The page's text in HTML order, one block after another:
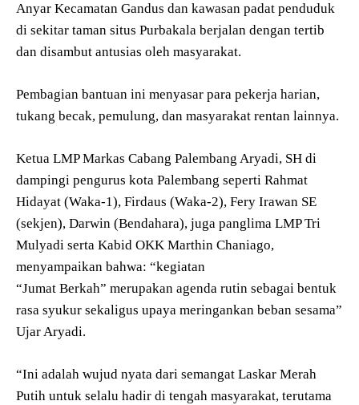
Anyar Kecamatan Gandus dan kawasan padat penduduk
di sekitar taman situs Purbakala berjalan dengan tertib
dan disambut antusias oleh masyarakat.
Pembagian bantuan ini menyasar para pekerja harian,
tukang becak, pemulung, dan masyarakat rentan lainnya.
Ketua LMP Markas Cabang Palembang Aryadi, SH di
dampingi pengurus kota Palembang seperti Rahmat
Hidayat (Waka-1), Firdaus (Waka-2), Fery Irawan SE
(sekjen), Darwin (Bendahara), juga panglima LMP Tri
Mulyadi serta Kabid OKK Marthin Chaniago,
menyampaikan bahwa: “kegiatan
“Jumat Berkah” merupakan agenda rutin sebagai bentuk
rasa syukur sekaligus upaya meringankan beban sesama”
Ujar Aryadi.
“Ini adalah wujud nyata dari semangat Laskar Merah
Putih untuk selalu hadir di tengah masyarakat, terutama